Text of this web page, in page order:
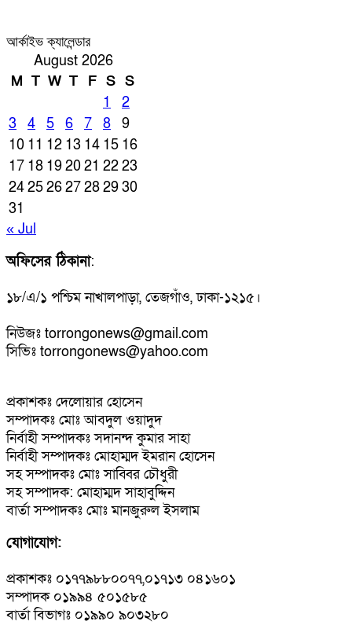
আর্কাইভ ক্যালেন্ডার
August 2026
M T W T F S S
1
2
3
4 5 6 7 8
9
10 11 12 13 14 15 16
17 18 192021 2223
24252627282930
31
« Jul
অফিসের ঠিকানা:
১৮/এ/১ পশ্চিম নাখালপাড়া, তেজগাঁও, ঢাকা-১২১৫।
নিউজঃ torrongonews@gmail.com
সিভিঃ torrongonews@yahoo.com
প্রকাশকঃ দেলোয়ার হোসেন
সম্পাদকঃ মোঃ আবদুল ওয়াদুদ
নির্বাহী সম্পাদকঃ সদানন্দ কুমার সাহা
নির্বাহী সম্পাদকঃ মোহাম্মদ ইমরান হোসেন
সহ সম্পাদকঃ মোঃ সাব্বির চৌধুরী
সহ সম্পাদক: মোহাম্মদ সাহাবুদ্দিন
বার্তা সম্পাদকঃ মোঃ মানজুরুল ইসলাম
যোগাযোগ:
প্রকাশকঃ ০১৭৭৯৮৮০০৭৭,০১৭১৩ ০৪১৬০১
সম্পাদক ০১৯৯৪ ৫০১৫৮৫
বার্তা বিভাগঃ ০১৯৯০ ৯০৩২৮০